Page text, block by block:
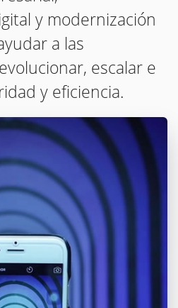
a las
escalar e
y eficiencia.